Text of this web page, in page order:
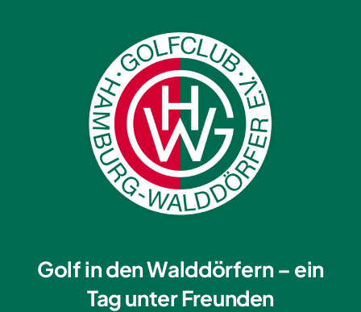
Golf in den Walddörfern – ein
Tag unter Freunden